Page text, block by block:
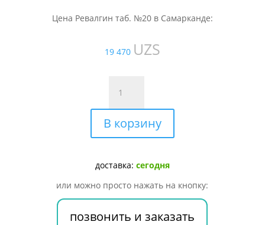
Цена Ревалгин таб. №20 в Самарканде:
19 470 UZS
товара
Ревалгин
таб.
№20
В корзину
доставка: сегодня
или можно просто нажать на кнопку:
позвонить и заказать